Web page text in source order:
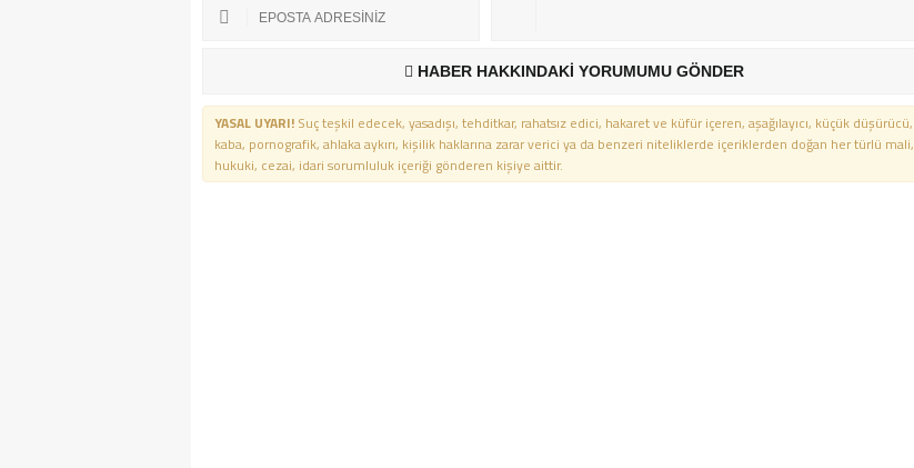
HABER HAKKINDAKİ YORUMUMU GÖNDER
YASAL UYARI! Suç teşkil edecek, yasadışı, tehditkar, rahatsız edici, hakaret ve küfür içeren, aşağılayıcı, küçük düşürücü,
kaba, pornografik, ahlaka aykırı, kişilik haklarına zarar verici ya da benzeri niteliklerde içeriklerden doğan her türlü mali,
hukuki, cezai, idari sorumluluk içeriği gönderen kişiye aittir.